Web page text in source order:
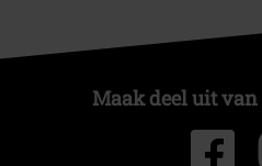
Maak deel uit